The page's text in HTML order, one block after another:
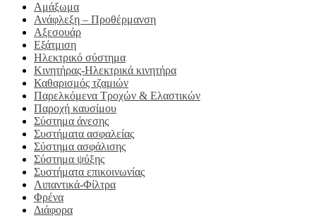
Αμάξωμα
Ανάφλεξη – Προθέρμανση
Αξεσουάρ
Εξάτμιση
Ηλεκτρικό σύστημα
Κινητήρας-Ηλεκτρικά κινητήρα
Καθαρισμός τζαμιών
Παρελκόμενα Τροχών & Ελαστικών
Παροχή καυσίμου
Σύστημα άνεσης
Συστήματα ασφαλείας
Σύστημα ασφάλισης
Σύστημα ψύξης
Συστήματα επικοινωνίας
Λιπαντικά-Φίλτρα
Φρένα
Διάφορα